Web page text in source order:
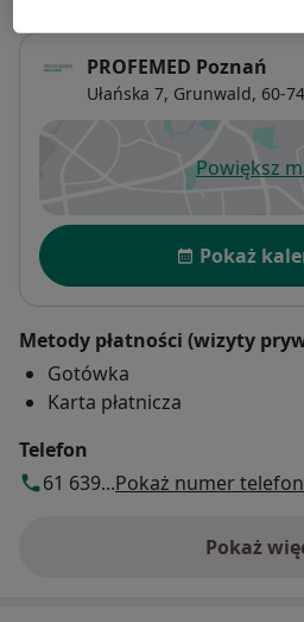
PROFEMED Poznań
Ułańska 7, Grunwald, 60-
Powiększ
Dostępność
Pokaż
Metody płatności (wizyty
Gotówka
Karta płatnicza
Telefon
61 639...Pokaż numer
Pokażo